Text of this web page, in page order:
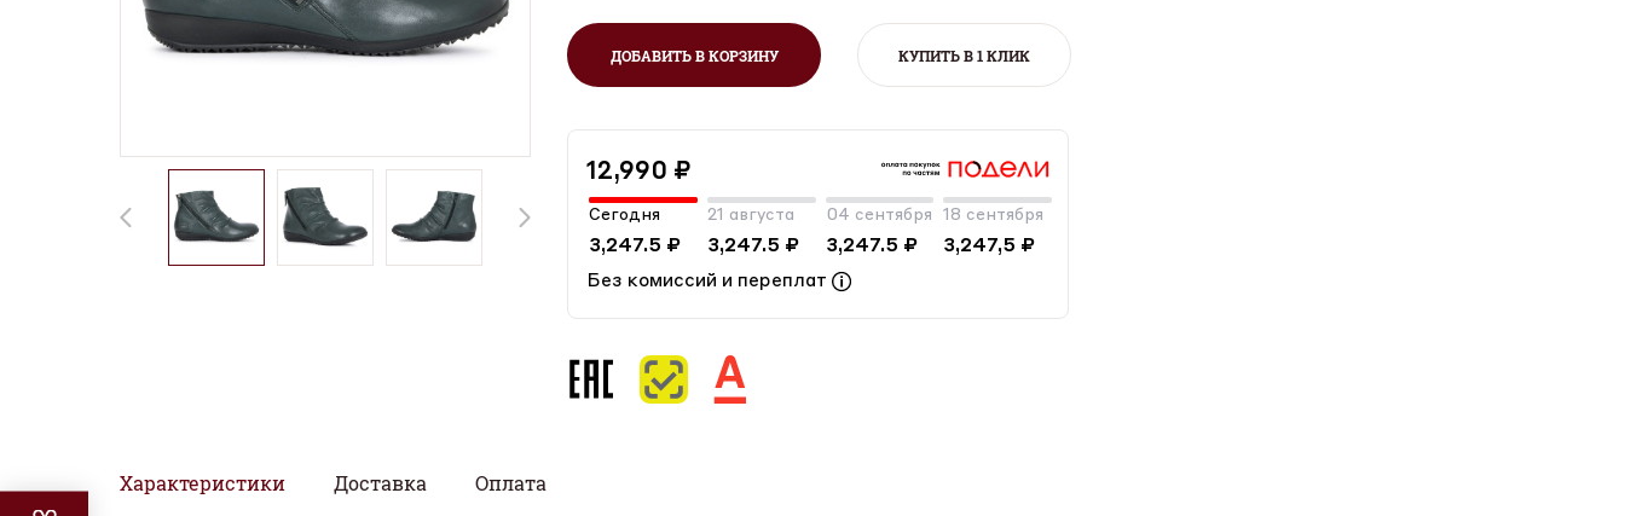
ДОБАВИТЬ В КОРЗИНУ КУПИТЬ В 1 КЛИК
12,990 ₽
Сегодня
3,247.5 ₽
21 августа
3,247.5 ₽
04 сентября
3,247.5 ₽
18 сентября
3,247,5 ₽
Без комиссий и переплат
Характеристики Доставка Оплата